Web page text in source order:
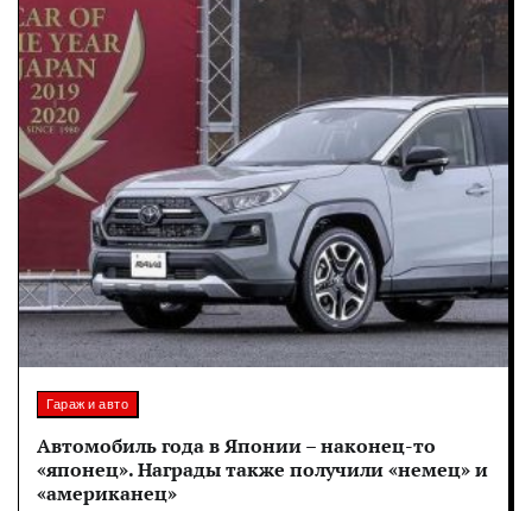
Гараж и авто
Автомобиль года в Японии – наконец-то
«японец». Награды также получили «немец» и
«американец»